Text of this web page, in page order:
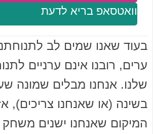
וואטסאפ בריא לדעת
בעוד שאנו שמים לב
ערים, רובנו אינם ערניים
שלנו. אנחנו מבלים שמונה
בשינה (או שאנחנו צריכים),
המיקום שאנחנו ישנים